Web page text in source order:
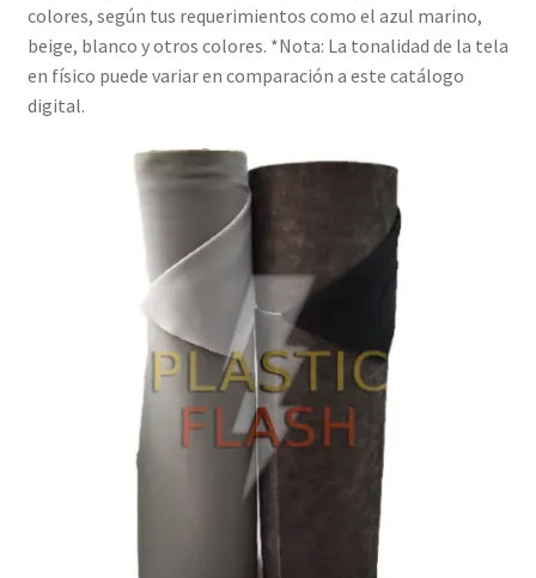
colores, según tus requerimientos como el azul marino,
beige, blanco y otros colores. *Nota: La tonalidad de la tela
en físico puede variar en comparación a este catálogo
digital.